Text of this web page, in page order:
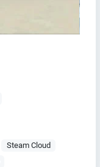
Steam Cloud